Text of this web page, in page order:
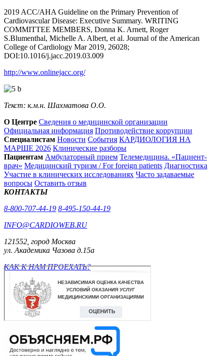
2019 ACC/AHA Guideline on the Primary Prevention of
Cardiovascular Disease: Executive Summary. WRITING
COMMITTEE MEMBERS, Donna K. Arnett, Roger
S.Blumenthal, Michelle A. Albert, et al. Journal of the American
College of Cardiology Mar 2019, 26028;
DOI:10.1016/j.jacc.2019.03.009
http://www.onlinejacc.org/
Текст: к.м.н. Шахматова О.О.
О Центре Сведения о медицинской организации
Официальная информация Противодействие коррупции
Специалистам Новости События КАРДИОЛОГИЯ НА
МАРШЕ 2026 Клинические разборы
Пациентам Амбулаторный прием Телемедицина. «Пациент-
врач» Медицинский туризм / For foreign patients Диагностика
Участие в клинических исследованиях Часто задаваемые
вопросы Оставить отзыв
КОНТАКТЫ
8-800-707-44-19 8-495-150-44-19
INFO@CARDIOWEB.RU
121552, город Москва
ул. Академика Чазова д.15а
КАК К НАМ ПРОЕХАТЬ?